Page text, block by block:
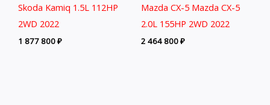
Skoda Kamiq 1.5L 112HP
2WD 2022
1 877 800₽
Mazda CX-5 Mazda CX-5
2.0L 155HP 2WD 2022
2 464 800₽